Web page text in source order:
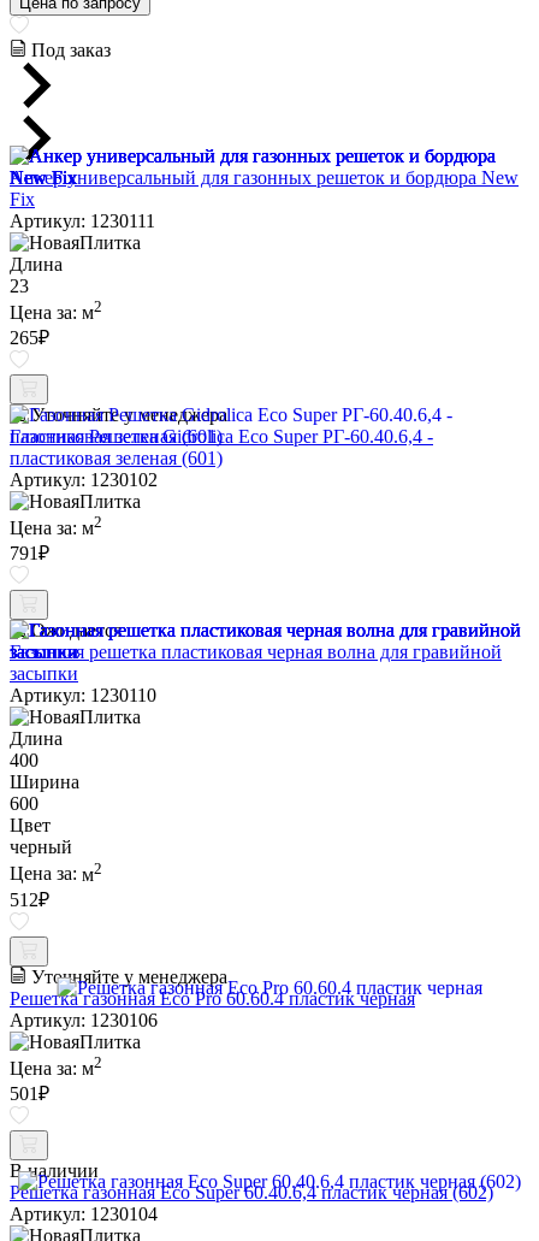
Под заказ
Анкер универсальный для газонных решеток и бордюра New
Fix
Артикул: 1230111
Длина
23
Цена за: м2
265₽
Уточняйте у менеджера
Газонная Решетка Gidrolica Eco Super РГ-60.40.6,4 -
пластиковая зеленая (601)
Артикул: 1230102
Цена за: м2
791₽
Ожидается
Газонная решетка пластиковая черная волна для гравийной
засыпки
Артикул: 1230110
Длина
400
Ширина
600
Цвет
черный
Цена за: м2
512₽
Уточняйте у менеджера
Решетка газонная Eco Pro 60.60.4 пластик черная
Артикул: 1230106
Цена за: м2
501₽
В наличии
Решетка газонная Eco Super 60.40.6,4 пластик черная (602)
Артикул: 1230104